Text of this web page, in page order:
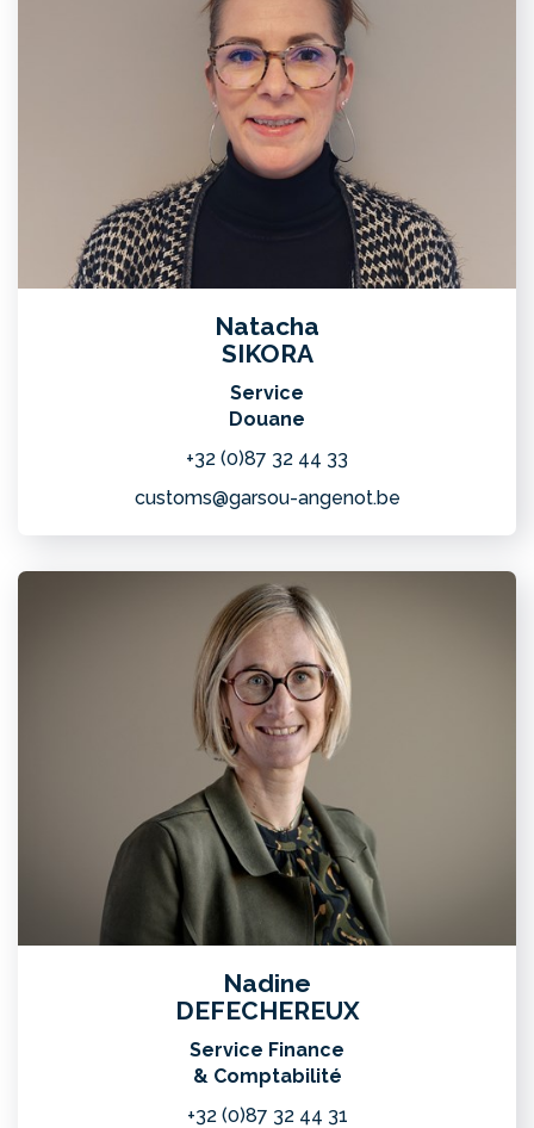
Natacha
SIKORA
Service
Douane
+32 (0)87 32 44 33
customs@garsou-angenot.be
Nadine
DEFECHEREUX
Service Finance
& Comptabilité
+32 (0)87 32 44 31